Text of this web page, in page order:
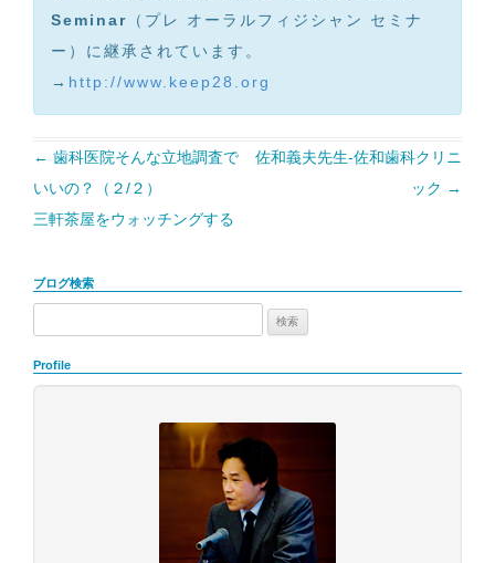
Seminar （プレ オーラルフィジシャン セミナ
ー）に継承されています。
→ http://www.keep28.org
投
稿
ナ
ゲ
ョ
← 歯科医院そんな立地調査で
いいの？（２/２）
三軒茶屋をウォッチングする
佐和義夫先生-佐和歯科クリニ
ック →
ブログ検索
Profile